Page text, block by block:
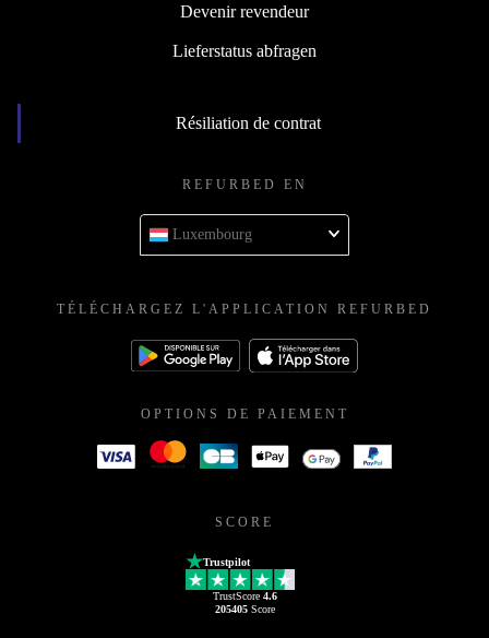
Devenir revendeur
Lieferstatus abfragen
Résiliation de contrat
REFURBED EN
Luxembourg
TÉLÉCHARGEZ L'APPLICATION REFURBED
OPTIONS DE PAIEMENT
SCORE
Trustpilot
TrustScore 4.6
205405Score